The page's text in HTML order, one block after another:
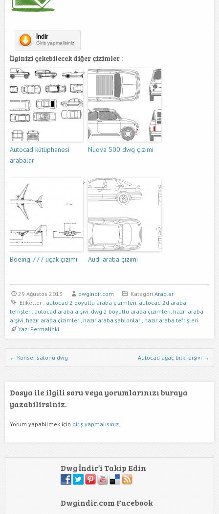
İndir
Giris yapmalisiniz
İlginizi çekebilecek diğer çizimler :
Autocad kütüphanesi
arabalar
Nuova 500 dwg çizimi
Boeing 777 uçak çizimi Audi araba çizimi
29 Ağustos 2013 dwgindir.com KategoriAraçlar
Etiketler : autocad 2 boyutlu araba çizimleri, autocad 2d araba
tefrişleri, autocad araba arşivi, dwg 2 boyutlu araba çizimleri, hazır araba
arşivi, hazır araba çizimleri, hazır araba şablonları, hazır araba tefrişleri
Yazı Permalinki
Dwg İndir Yazı Nevigasyonu
← Konser salonu dwg Autocad ağaç bitki arşivi →
Dosya ile ilgili soru veya yorumlarınızı buraya
yazabilirsiniz.
Yorum yapabilmek için giriş yapmalısınız.
Dwg İndir’i Takip Edin
Dwgindir.com Facebook